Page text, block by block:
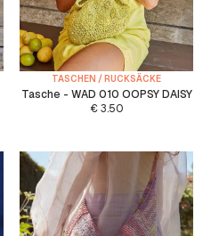
TASCHEN / RUCKSÄCKE
Tasche - WAD 010 OOPSY DAISY
€3.50